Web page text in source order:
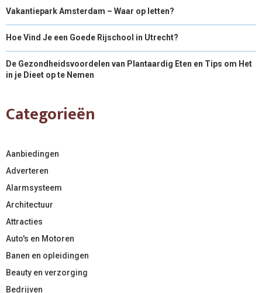
Vakantiepark Amsterdam – Waar op letten?
Hoe Vind Je een Goede Rijschool in Utrecht?
De Gezondheidsvoordelen van Plantaardig Eten en Tips om Het
in je Dieet op te Nemen
Categorieën
Aanbiedingen
Adverteren
Alarmsysteem
Architectuur
Attracties
Auto's en Motoren
Banen en opleidingen
Beauty en verzorging
Bedrijven